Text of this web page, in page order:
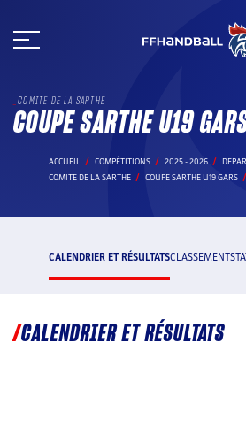
au
COMITE DE LA SARTHE
COUPE SARTHE U19
ACCUEIL COMPÉTITIONS 2025 - 2026
COMITE DE LA SARTHE
COUPE SARTHE U19 GARS
CALENDRIER ET RÉSULTATSCLASSEMENT
CALENDRIER ET RÉSULTATS